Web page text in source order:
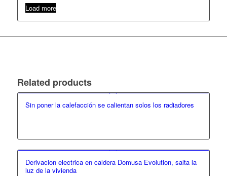
Load more
Related products
Sin poner la calefacción se calientan solos los radiadores
Derivacion electrica en caldera Domusa Evolution, salta la
luz de la vivienda